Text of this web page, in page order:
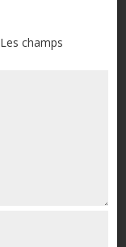
Les champs